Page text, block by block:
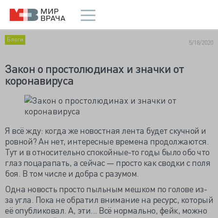
Блоги 5/18/2020
Закон о простолюдинах и значки от
коронавируса
Я всё жду: когда же новостная лента будет скучной и
ровной? Ан нет, интересные времена продолжаются.
Тут и в относительно спокойные-то годы было обо что
глаз поцарапать, а сейчас — просто как сводки с поля
боя. В том числе и добра с разумом.
Одна новость просто пыльным мешком по голове из-
за угла. Пока не обратил внимание на ресурс, который
её опубликовал. А, эти... Всё нормально, фейк, можно